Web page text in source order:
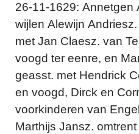
26-11-1629: Annetgen
wijlen Alewijn
met Jan Claesz. van
voogd ter eenre, en
geasst. met Hendrick
en voogd, Dirck en
voorkinderen van
Marthijs Jansz.